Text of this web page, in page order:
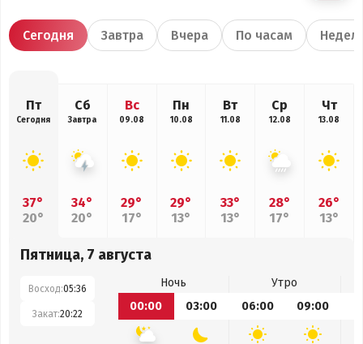
Сегодня Завтра Вчера По часам
Пт
Сегодня
37°
20°
Сб
Завтра
34°
20°
Вс
09.08
29°
17°
Пн
10.08
29°
13°
Вт
11.08
33°
13°
Ср
12.08
28°
17°
Чт
13.08
26°
13°
Пятница, 7 августа
Восход:05:36
Закат:20:22
Ночь
Утро
00:00
03:00 06:00 09:00